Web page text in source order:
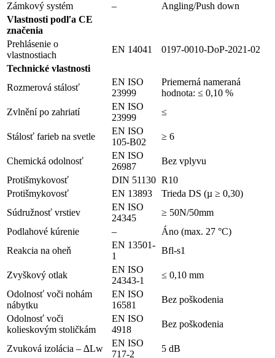
Zámkový systém
–
Angling/Push down
Vlastnosti podľa CE
značenia
Prehlásenie o
vlastnostiach
EN 14041
0197-0010-DoP-2021-02
Technické vlastnosti
Rozmerová stálosť
EN ISO
23999
Priemerná nameraná
hodnota: ≤ 0,10 %
Zvlnění po zahriatí
EN ISO
23999
≤
Stálosť farieb na svetle
EN ISO
105-B02
≥ 6
Chemická odolnosť
EN ISO
26987
Bez vplyvu
Protišmykovosť
DIN 51130 R10
Protišmykovosť
EN 13893
Trieda DS (µ ≥ 0,30)
Súdružnosť vrstiev
EN ISO
24345
≥ 50N/50mm
Podlahové kúrenie
–
Áno (max. 27 °C)
Reakcia na oheň
EN 13501-
1
Bfl-s1
Zvyškový otlak
EN ISO
24343-1
≤ 0,10 mm
Odolnosť voči nohám
nábytku
EN ISO
16581
Bez poškodenia
Odolnosť voči
kolieskovým stoličkám
EN ISO
4918
Bez poškodenia
Zvuková izolácia – ∆Lw
EN ISO
717-2
5 dB